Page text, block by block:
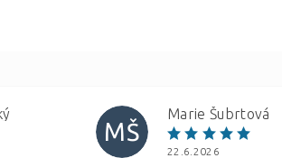
MŠ
Marie Šubrtová
22.6.2026